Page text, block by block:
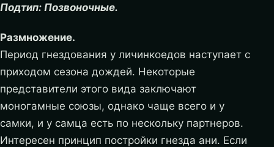
Подтип: Позвоночные.
Размножение.
Период гнездования у личинкоедов наступает с
приходом сезона дождей. Некоторые
представители этого вида заключают
моногамные союзы, однако чаще всего и у
самки, и у самца есть по нескольку партнеров.
Интересен принцип постройки гнезда ани. Если